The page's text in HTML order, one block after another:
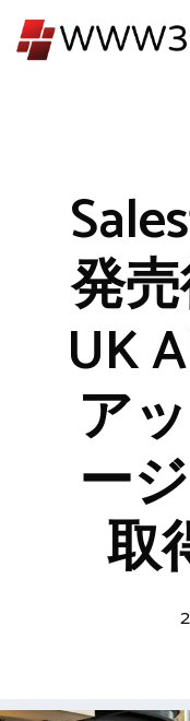
ン
発
UK
ア
ー
取